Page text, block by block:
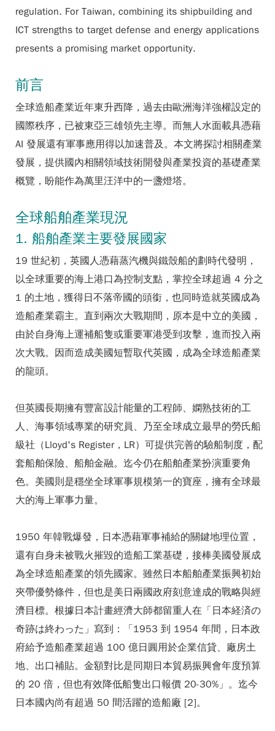
regulation. For Taiwan, combining its shipbuilding and
ICT strengths to target defense and energy applications
presents a promising market opportunity.
前言
全球造船產業近年東升西降，過去由歐洲海洋強權設定的
國際秩序，已被東亞三雄領先主導。而無人水面載具憑藉
AI 發展還有軍事應用得以加速普及。本文將探討相關產業
發展，提供國內相關領域技術開發與產業投資的基礎產業
概覽，盼能作為萬里汪洋中的一盞燈塔。
全球船舶產業現況
1. 船舶產業主要發展國家
19 世紀初，英國人憑藉蒸汽機與鐵殼船的劃時代發明，
以全球重要的海上港口為控制支點，掌控全球超過 4 分之
1 的土地，獲得日不落帝國的頭銜，也同時造就英國成為
造船產業霸主。直到兩次大戰期間，原本是中立的美國，
由於自身海上運補船隻或重要軍港受到攻擊，進而投入兩
次大戰。因而造成美國短暫取代英國，成為全球造船產業
的龍頭。
但英國長期擁有豐富設計能量的工程師、嫻熟技術的工
人、海事領域專業的研究員、乃至全球成立最早的勞氏船
級社（Lloyd's Register，LR）可提供完善的驗船制度，配
套船舶保險、船舶金融。迄今仍在船舶產業扮演重要角
色。美國則是穩坐全球軍事規模第一的寶座，擁有全球最
大的海上軍事力量。
1950 年韓戰爆發，日本憑藉軍事補給的關鍵地理位置，
還有自身未被戰火摧毀的造船工業基礎，接棒美國發展成
為全球造船產業的領先國家。雖然日本船舶產業振興初始
夾帶優勢條件，但也是美日兩國政府刻意達成的戰略與經
濟目標。根據日本計畫經濟大師都留重人在「日本経済の
奇跡は終わった」寫到：「1953 到 1954 年間，日本政
府給予造船產業超過 100 億日圓用於企業信貸、廠房土
地、出口補貼。金額對比是同期日本貿易振興會年度預算
的 20 倍，但也有效降低船隻出口報價 20-30%」。迄今
日本國內尚有超過 50 間活躍的造船廠 [2]。